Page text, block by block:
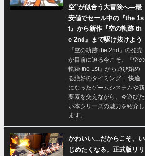
空”が似合う大冒険へ―最
安値でセール中の『the 1s
t』から新作『空の軌跡 th
e 2nd』まで駆け抜けよう
『空の軌跡 the 2nd』の発売
が目前に迫る今こそ、『空の
軌跡 the 1st』から遊び始め
る絶好のタイミング！ 快適
になったゲームシステムや新
要素を交えながら、今遊びた
い本シリーズの魅力を紹介し
ます。
かわいい…だからこそ、い
じめたくなる。正式版リリ